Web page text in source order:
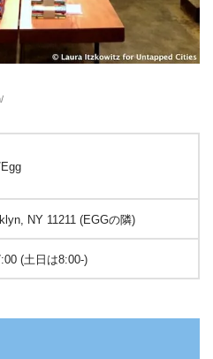
NY 11211 (EGGの隣)
(土日は8:00-)